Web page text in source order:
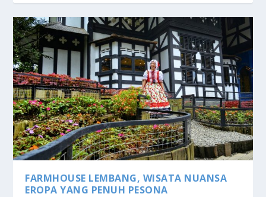
FARMHOUSE LEMBANG, WISATA NUANSA
EROPA YANG PENUH PESONA